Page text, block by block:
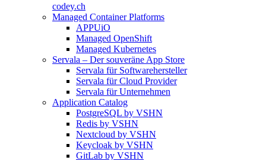
codey.ch
Managed Container Platforms
APPUiO
Managed OpenShift
Managed Kubernetes
Servala – Der souveräne App Store
Servala für Softwarehersteller
Servala für Cloud Provider
Servala für Unternehmen
Application Catalog
PostgreSQL by VSHN
Redis by VSHN
Nextcloud by VSHN
Keycloak by VSHN
GitLab by VSHN